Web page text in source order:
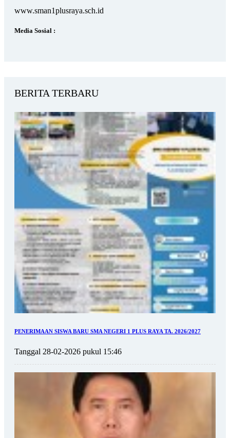
www.sman1plusraya.sch.id
Media Sosial :
BERITA TERBARU
PENERIMAAN SISWA BARU SMA NEGERI 1 PLUS RAYA TA. 2026/2027
Tanggal 28-02-2026 pukul 15:46